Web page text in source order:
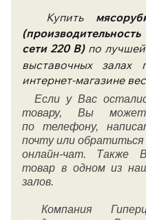
Купить
сети 220 В) по
выставочных
интернет-магазине
Если у Вас
товару, Вы
потелефону,
почту или
онлайн-чат. Также
товар в одном из
залов.
Компания